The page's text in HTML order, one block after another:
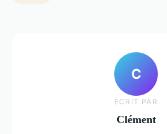
C
ECRIT PAR
Clément